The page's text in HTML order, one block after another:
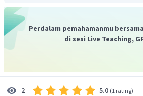
Perdalam pemahamanmu
di sesi Live Teaching,
2 5.0 (1 rating)